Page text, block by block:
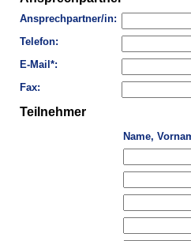
Ansprechpartner/in:
Telefon:
E-Mail*:
Fax:
Teilnehmer
Name,